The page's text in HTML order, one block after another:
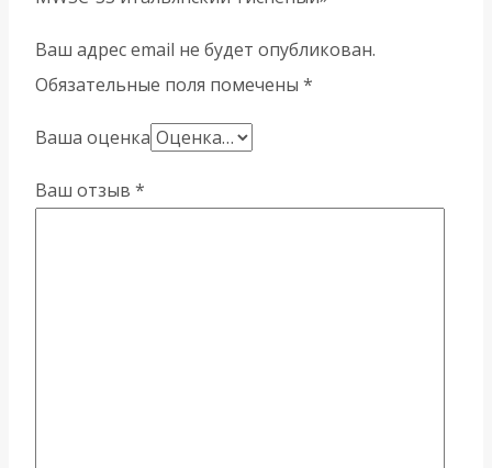
Ваш адрес email не будет опубликован.
Обязательные поля помечены *
Ваша оценка
Ваш отзыв *